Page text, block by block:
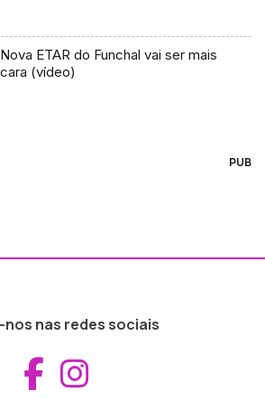
Nova ETAR do Funchal vai ser mais
cara (vídeo)
PUB
nos nas redes sociais
Aceder ao